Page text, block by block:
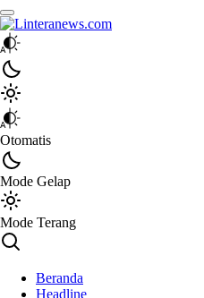
Linteranews.com
Lintas Informasi Tercepat dan Akurat
Otomatis
Mode Gelap
Mode Terang
Beranda
Headline